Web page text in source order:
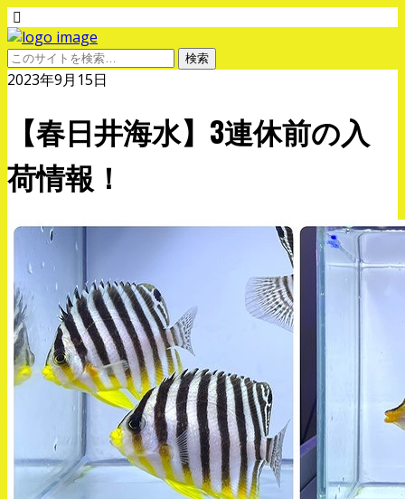
2023年9月15日
【春日井海水】3連休前の入
荷情報！